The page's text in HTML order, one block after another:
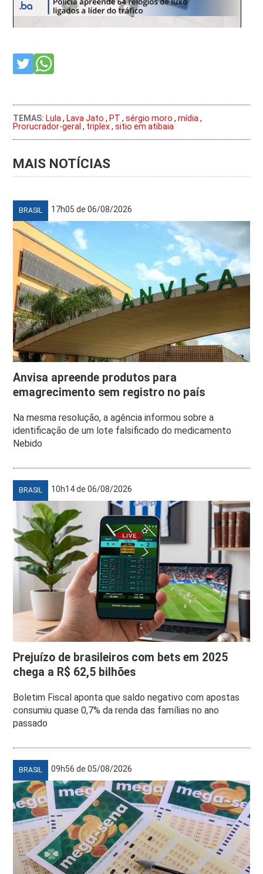
TEMAS: Lula, Lava Jato , PT ,sérgio moro ,mídia,
Prorucrador-geral , triplex,sitio em atibaia
MAIS NOTÍCIAS
BRASIL 17h05 de 06/08/2026
Anvisa apreende produtos para
emagrecimento sem registro no país
Na mesma resolução, a agência informou sobre a
identificação de um lote falsificado do medicamento
Nebido
BRASIL 10h14 de 06/08/2026
Prejuízo de brasileiros com bets em 2025
chega a R$ 62,5 bilhões
Boletim Fiscal aponta que saldo negativo com apostas
consumiu quase 0,7% da renda das famílias no ano
passado
BRASIL 09h56 de 05/08/2026